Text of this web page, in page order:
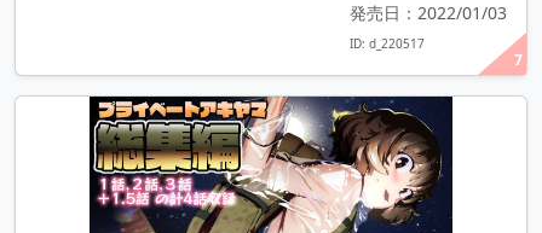
7
発売日：2022/01/03
ID: d_220517